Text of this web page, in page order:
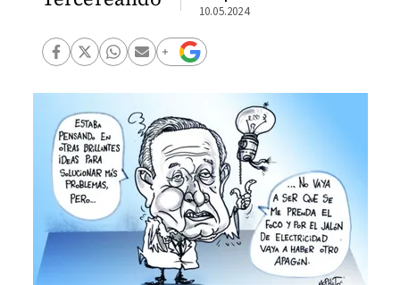
10.05.2024